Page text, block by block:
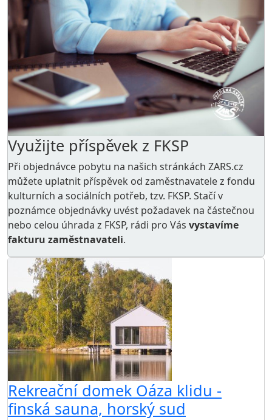
Využijte příspěvek z FKSP
Při objednávce pobytu na našich stránkách ZARS.cz
můžete uplatnit příspěvek od zaměstnavatele z fondu
kulturních a sociálních potřeb, tzv. FKSP. Stačí v
poznámce objednávky uvést požadavek na částečnou
nebo celou úhrada z FKSP, rádi pro Vás vystavíme
fakturu zaměstnavateli.
Rekreační domek Oáza klidu -
finská sauna, horský sud